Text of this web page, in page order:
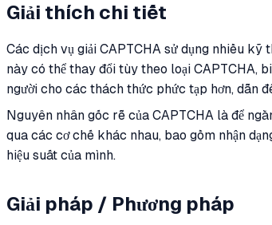
Giải thích chi tiết
Các dịch vụ giải CAPTCHA sử dụng nhiều kỹ
này có thể thay đổi tùy theo loại CAPTCHA,
người cho các thách thức phức tạp hơn, dẫn
Nguyên nhân gốc rễ của CAPTCHA là để
qua các cơ chế khác nhau, bao gồm nhận
hiệu suất của mình.
Giải pháp / Phương pháp